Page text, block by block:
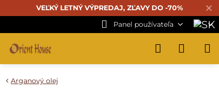
✕
VEĽKÝ LETNÝ VÝPREDAJ, ZĽAVY DO -70%
Panel používateľa
Arganový olej